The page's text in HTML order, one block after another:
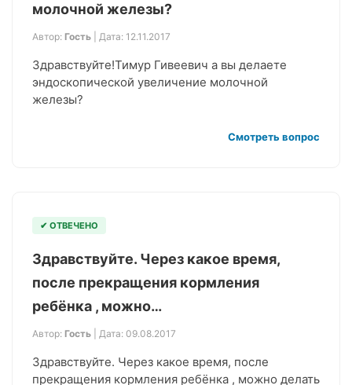
молочной железы?
Автор: Гость | Дата: 12.11.2017
Здравствуйте!Тимур Гивеевич а вы делаете
эндоскопической увеличение молочной
железы?
Смотреть вопрос
✔ ОТВЕЧЕНО
Здравствуйте. Через какое время,
после прекращения кормления
ребёнка , можно…
Автор: Гость | Дата: 09.08.2017
Здравствуйте. Через какое время, после
прекращения кормления ребёнка , можно делать